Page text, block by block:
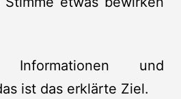
Informationen und
ist das erklärte Ziel.